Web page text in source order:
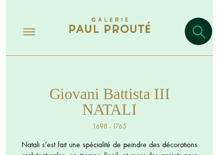
Giovani Battista III
NATALI
1698 - 1765
Natali s’est fait une spécialité de peindre des décorations